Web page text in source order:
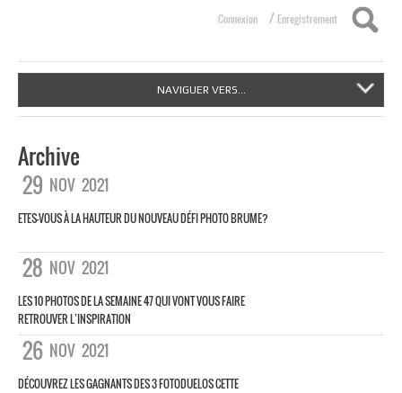
Connexion / Enregistrement
NAVIGUER VERS...
Archive
29 NOV 2021
ETES-VOUS À LA HAUTEUR DU NOUVEAU DÉFI PHOTO BRUME?
28 NOV 2021
LES 10 PHOTOS DE LA SEMAINE 47 QUI VONT VOUS FAIRE
RETROUVER L’INSPIRATION
26 NOV 2021
DÉCOUVREZ LES GAGNANTS DES 3 FOTODUELOS CETTE